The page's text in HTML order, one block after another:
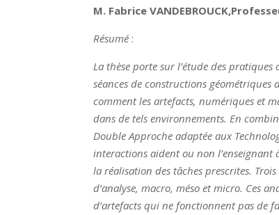
M. Fabrice VANDEBROUCK,
Résumé :
La thèse porte sur l’étude des
séances de constructions
comment les artefacts, numériques et
dans de tels environnements. En
Double Approche adaptée aux
interactions aident ou non l’enseignant
la réalisation des tâches prescrites.
d’analyse, macro, méso et micro. Ces
d’artefacts qui ne fonctionnent pas de